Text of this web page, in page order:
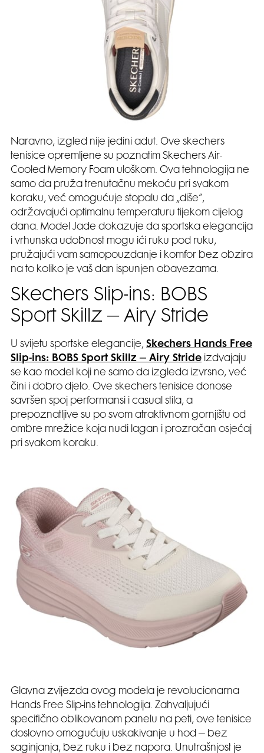
Naravno, izgled nije jedini adut. Ove skechers
tenisice opremljene su poznatim Skechers Air-
Cooled Memory Foam uloškom. Ova tehnologija ne
samo da pruža trenutačnu mekoću pri svakom
koraku, već omogućuje stopalu da „diše”,
održavajući optimalnu temperaturu tijekom cijelog
dana. Model Jade dokazuje da sportska elegancija
i vrhunska udobnost mogu ići ruku pod ruku,
pružajući vam samopouzdanje i komfor bez obzira
na to koliko je vaš dan ispunjen obavezama.
Skechers Slip-ins: BOBS
Sport Skillz – Airy Stride
U svijetu sportske elegancije, Skechers Hands Free
Slip-ins: BOBS Sport Skillz – Airy Stride izdvajaju
se kao model koji ne samo da izgleda izvrsno, već
čini i dobro djelo. Ove skechers tenisice donose
savršen spoj performansi i casual stila, a
prepoznatljive su po svom atraktivnom gornjištu od
ombre mrežice koja nudi lagan i prozračan osjećaj
pri svakom koraku.
Glavna zvijezda ovog modela je revolucionarna
Hands Free Slip-ins tehnologija. Zahvaljujući
specifično oblikovanom panelu na peti, ove tenisice
doslovno omogućuju uskakivanje u hod – bez
saginjanja, bez ruku i bez napora. Unutrašnjost je